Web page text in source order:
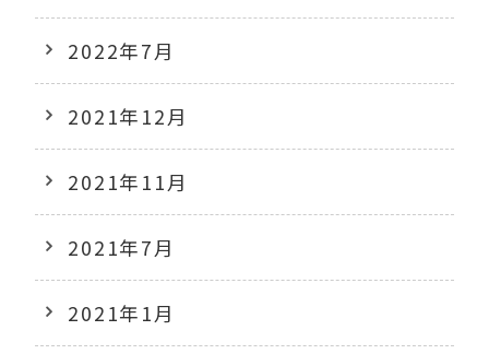
2022年7月
2021年12月
2021年11月
2021年7月
2021年1月